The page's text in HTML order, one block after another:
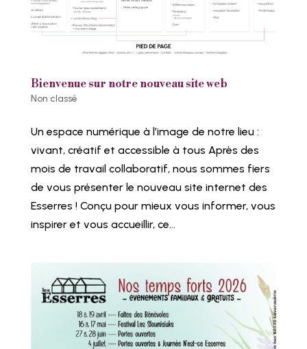
Bienvenue sur notre nouveau site web
Non classé
Un espace numérique à l’image de notre lieu :
vivant, créatif et accessible à tous Après des
mois de travail collaboratif, nous sommes fiers
de vous présenter le nouveau site internet des
Esserres ! Conçu pour mieux vous informer, vous
inspirer et vous accueillir, ce...